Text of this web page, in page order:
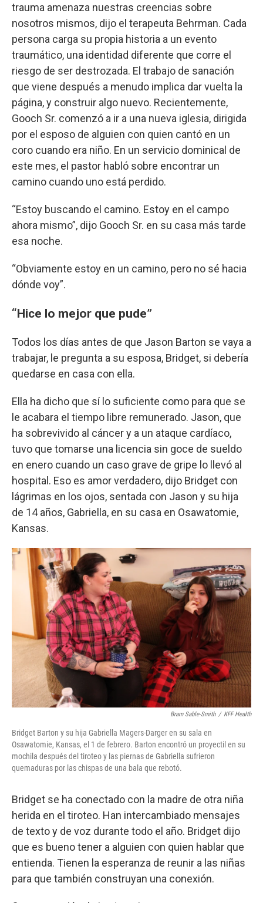
trauma amenaza nuestras creencias sobre
nosotros mismos, dijo el terapeuta Behrman. Cada
persona carga su propia historia a un evento
traumático, una identidad diferente que corre el
riesgo de ser destrozada. El trabajo de sanación
que viene después a menudo implica dar vuelta la
página, y construir algo nuevo. Recientemente,
Gooch Sr. comenzó a ir a una nueva iglesia, dirigida
por el esposo de alguien con quien cantó en un
coro cuando era niño. En un servicio dominical de
este mes, el pastor habló sobre encontrar un
camino cuando uno está perdido.
“Estoy buscando el camino. Estoy en el campo
ahora mismo”, dijo Gooch Sr. en su casa más tarde
esa noche.
“Obviamente estoy en un camino, pero no sé hacia
dónde voy”.
“Hice lo mejor que pude”
Todos los días antes de que Jason Barton se vaya a
trabajar, le pregunta a su esposa, Bridget, si debería
quedarse en casa con ella.
Ella ha dicho que sí lo suficiente como para que se
le acabara el tiempo libre remunerado. Jason, que
ha sobrevivido al cáncer y a un ataque cardíaco,
tuvo que tomarse una licencia sin goce de sueldo
en enero cuando un caso grave de gripe lo llevó al
hospital. Eso es amor verdadero, dijo Bridget con
lágrimas en los ojos, sentada con Jason y su hija
de 14 años, Gabriella, en su casa en Osawatomie,
Kansas.
Bram Sable-Smith / KFF Health
Bridget Barton y su hija Gabriella Magers-Darger en su sala en
Osawatomie, Kansas, el 1 de febrero. Barton encontró un proyectil en su
mochila después del tiroteo y las piernas de Gabriella sufrieron
quemaduras por las chispas de una bala que rebotó.
Bridget se ha conectado con la madre de otra niña
herida en el tiroteo. Han intercambiado mensajes
de texto y de voz durante todo el año. Bridget dijo
que es bueno tener a alguien con quien hablar que
entienda. Tienen la esperanza de reunir a las niñas
para que también construyan una conexión.